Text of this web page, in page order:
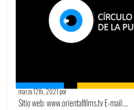
marzo 12th, 2021 porCírculo de la publicidad
Sitio web: www.orientalfilms.tv E-mail:...